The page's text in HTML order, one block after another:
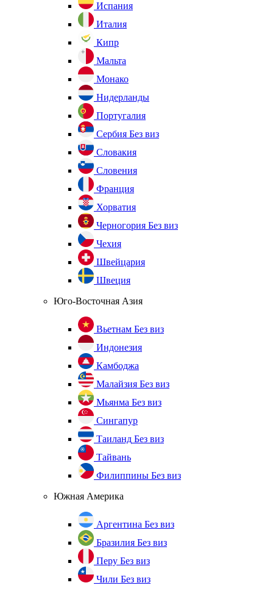
Испания
Италия
Кипр
Мальта
Монако
Нидерланды
Португалия
Сербия Без виз
Словакия
Словения
Франция
Хорватия
Черногория Без виз
Чехия
Швейцария
Швеция
Юго-Восточная Азия
Вьетнам Без виз
Индонезия
Камбоджа
Малайзия Без виз
Мьянма Без виз
Сингапур
Таиланд Без виз
Тайвань
Филиппины Без виз
Южная Америка
Аргентина Без виз
Бразилия Без виз
Перу Без виз
Чили Без виз